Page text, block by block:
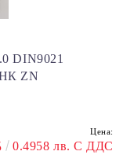
DIN9021
ZN
Цена:
0.4958 лв. С ДДС